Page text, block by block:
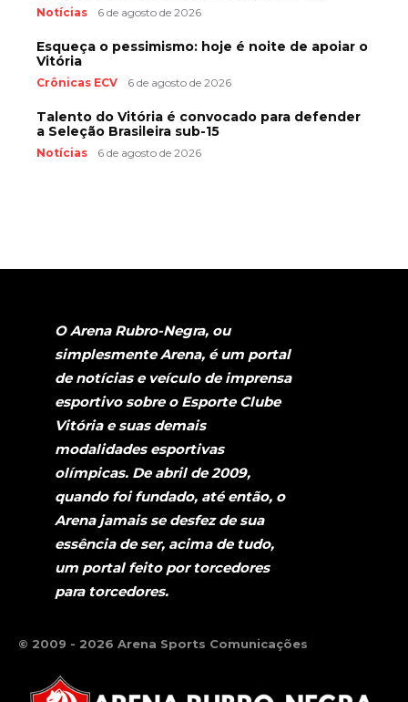
Notícias 6 de agosto de 2026
Esqueça o pessimismo: hoje é noite de apoiar o
Vitória
Crônicas ECV 6 de agosto de 2026
Talento do Vitória é convocado para defender
a Seleção Brasileira sub-15
Notícias 6 de agosto de 2026
O Arena Rubro-Negra, ou
simplesmente Arena, é um portal
de notícias e veículo de imprensa
esportivo sobre o Esporte Clube
Vitória e suas demais
modalidades esportivas
olímpicas. De abril de 2009,
quando foi fundado, até então, o
Arena jamais se desfez de sua
essência de ser, acima de tudo,
um portal feito por torcedores
para torcedores.
© 2009 - 2026 Arena Sports Comunicações